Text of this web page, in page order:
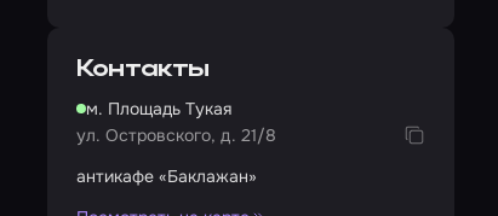
Контакты
м. Площадь Тукая
ул. Островского, д. 21/8
антикафе «Баклажан»